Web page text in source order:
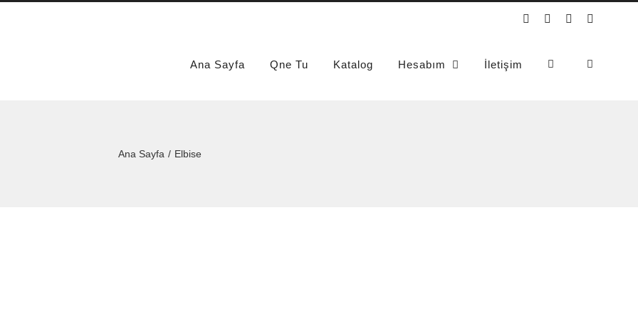
InstagramYouTubeWhatsApp
Ana Sayfa Qne Tu Katalog Hesabım İletişim
Ana Sayfa Elbise